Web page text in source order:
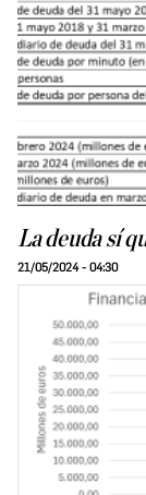
La deuda sí
21/05/2024 - 04:30